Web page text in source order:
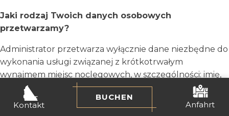
Kontakt
BUCHEN
Anfahrt
Jaki rodzaj Twoich danych osobowych
przetwarzamy?
Administrator przetwarza wyłącznie dane niezbędne do
wykonania usługi związanej z krótkotrwałym
wynajmem miejsc noclegowych, w szczególności: imię,
nazwisko, adres email, nr telefonu kontaktowego,
rezerwowane miejsce noclegowe, termin pobytu w
rezerwowanym miejscu noclegowym. Wszelkie